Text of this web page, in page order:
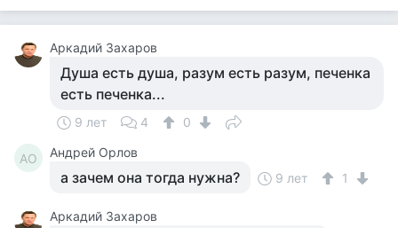
Аркадий Захаров
Душа есть душа, разум есть разум, печенка
есть печенка...
9 лет 4 0
АО Андрей Орлов
а зачем она тогда нужна? 9 лет 1
Аркадий Захаров